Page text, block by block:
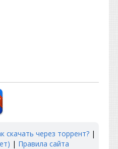
скачать через торрент? |
| Правила сайта